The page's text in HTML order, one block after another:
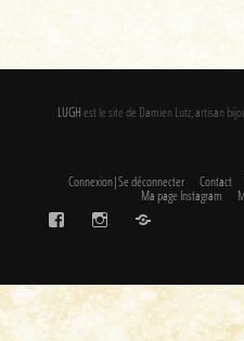
LUGHest le site de Damien Lutz, artisan
Connexion|Se déconnecter Contact
Ma page Instagram
FaceBook Instagram Etsy